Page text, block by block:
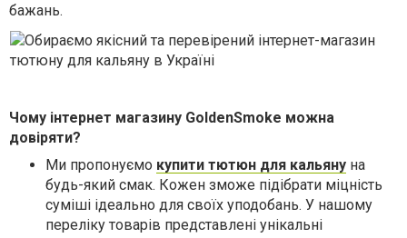
бажань.
Чому інтернет магазину GoldenSmoke можна
довіряти?
Ми пропонуємо купити тютюн для кальяну на
будь-який смак. Кожен зможе підібрати міцність
суміші ідеально для своїх уподобань. У нашому
переліку товарів представлені унікальні